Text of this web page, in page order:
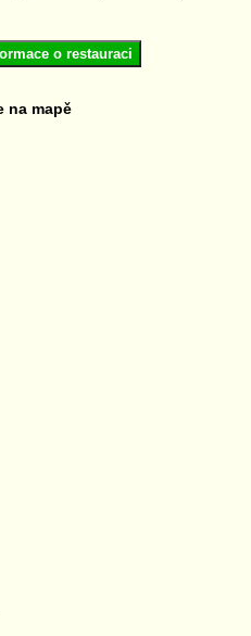
o restauraci
na mapě